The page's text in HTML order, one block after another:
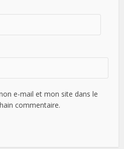
e-mail et mon site dans le
commentaire.